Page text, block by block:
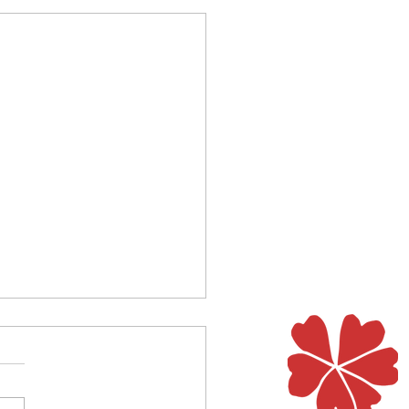
das für eine Nacht?
Lagerlöf erzählt in einer